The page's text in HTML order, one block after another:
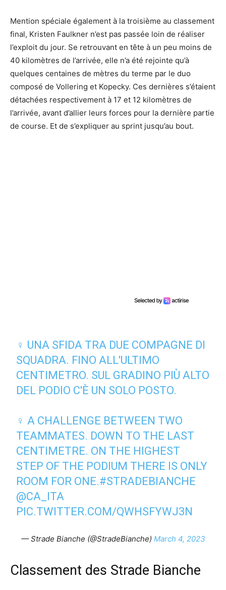
Mention spéciale également à la troisième au classement
final, Kristen Faulkner n’est pas passée loin de réaliser
l’exploit du jour. Se retrouvant en tête à un peu moins de
40 kilomètres de l’arrivée, elle n’a été rejointe qu’à
quelques centaines de mètres du terme par le duo
composé de Vollering et Kopecky. Ces dernières s’étaient
détachées respectivement à 17 et 12 kilomètres de
l’arrivée, avant d’allier leurs forces pour la dernière partie
de course. Et de s’expliquer au sprint jusqu’au bout.
♀️ UNA SFIDA TRA DUE COMPAGNE DI
SQUADRA. FINO ALL'ULTIMO
CENTIMETRO. SUL GRADINO PIÙ ALTO
DEL PODIO C'È UN SOLO POSTO.
♀️ A CHALLENGE BETWEEN TWO
TEAMMATES. DOWN TO THE LAST
CENTIMETRE. ON THE HIGHEST
STEP OF THE PODIUM THERE IS ONLY
ROOM FOR ONE.#STRADEBIANCHE
@CA_ITA
PIC.TWITTER.COM/QWHSFYWJ3N
— Strade Bianche (@StradeBianche) March 4, 2023
Classement des Strade Bianche